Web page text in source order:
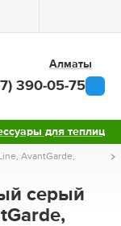
для теплиц
Алматы
390-05-75
AvantGarde,
серый